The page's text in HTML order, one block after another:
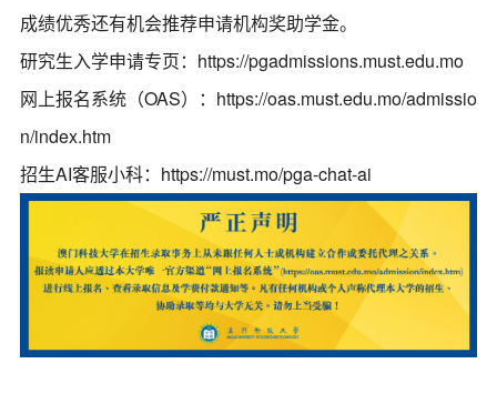
成绩优秀还有机会推荐申请机构奖助学金。
研究生入学申请专页： https://pgadmissions.must.edu.mo
网上报名系统（OAS）： https://oas.must.edu.mo/admissio
n/index.htm
招生AI客服小科： https://must.mo/pga-chat-ai